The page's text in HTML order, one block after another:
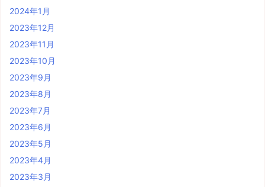
2024年1月
2023年12月
2023年11月
2023年10月
2023年9月
2023年8月
2023年7月
2023年6月
2023年5月
2023年4月
2023年3月